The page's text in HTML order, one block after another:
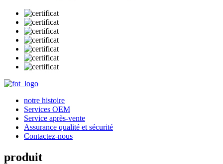
notre histoire
Services OEM
Service après-vente
Assurance qualité et sécurité
Contactez-nous
produit